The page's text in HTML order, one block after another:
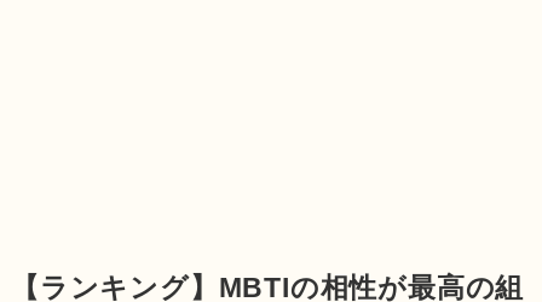
【ランキング】MBTIの相性が最高の組